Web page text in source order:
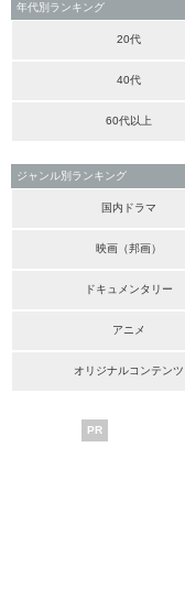
年代別ランキング
20代
40代
60代以上
ジャンル別ランキング
国内ドラマ
映画（邦画）
ドキュメンタリー
アニメ
オリジナルコンテンツ
PR